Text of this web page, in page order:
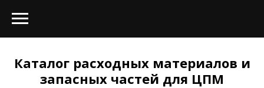
Каталог расходных материалов и
запасных частей для ЦПМ